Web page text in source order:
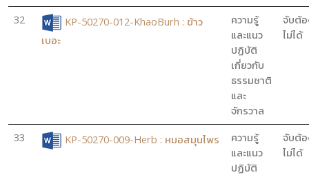
32
KP-50270-012-KhaoBurh : ข้าว
เบอะ
ความรู้
และแนว
ปฏิบัติ
เกี่ยวกับ
ธรรมชาติ
และ
จักรวาล
จับต้
ไม่ได้
33 KP-50270-009-Herb : หมอสมุนไพร
ความรู้
และแนว
ปฏิบัติ
จับต้
ไม่ได้